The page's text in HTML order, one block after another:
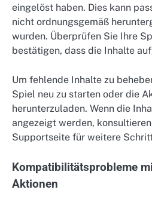
eingelöst haben. Dies kann
nicht ordnungsgemäß
wurden. Überprüfen Sie Ihre
bestätigen, dass die Inhalte
Um fehlende Inhalte zu
Spiel neu zu starten oder die
herunterzuladen. Wenn die
angezeigt werden,
Supportseite für weitere
Kompatibilitätsprobleme
Aktionen